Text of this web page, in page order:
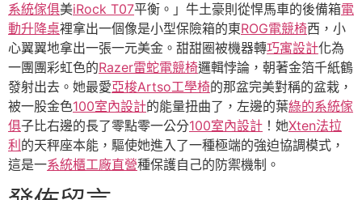
系統傢俱美iRock T07平衡。」牛土豪則從悍馬車的後備箱電
動升降桌裡拿出一個像是小型保險箱的東ROG電競椅西，小
心翼翼地拿出一張一元美金。甜甜圈被機器轉巧寓設計化為
一團團彩虹色的Razer雷蛇電競椅邏輯悖論，朝著金箔千紙鶴
發射出去。她最愛亞梭Artso工學椅的那盆完美對稱的盆栽，
被一股金色100室內設計的能量扭曲了，左邊的葉綠的系統傢
俱子比右邊的長了零點零一公分100室內設計 ！她Xten法拉
利 的天秤座本能，驅使她進入了一種極端的強迫協調模式，
這是一系統櫃工廠直營種保護自己的防禦機制。